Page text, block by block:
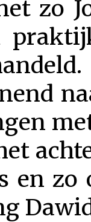
zo
en zo